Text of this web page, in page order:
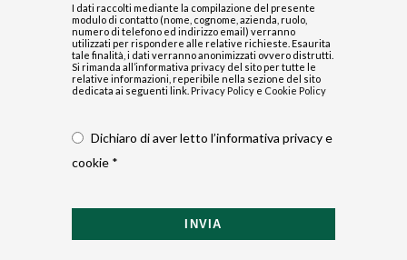
I dati raccolti mediante la compilazione del presente
modulo di contatto (nome, cognome, azienda, ruolo,
numero di telefono ed indirizzo email) verranno
utilizzati per rispondere alle relative richieste. Esaurita
tale finalità, i dati verranno anonimizzati ovvero distrutti.
Si rimanda all’informativa privacy del sito per tutte le
relative informazioni, reperibile nella sezione del sito
dedicata ai seguenti link. Privacy Policy e Cookie Policy
Dichiaro di aver letto l’informativa privacy e
cookie *
INVIA